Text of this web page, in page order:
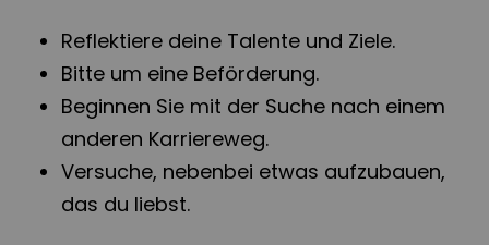
Reflektiere deine Talente und Ziele.
Bitte um eine Beförderung.
Beginnen Sie mit der Suche nach einem
anderen Karriereweg.
Versuche, nebenbei etwas aufzubauen,
das du liebst.